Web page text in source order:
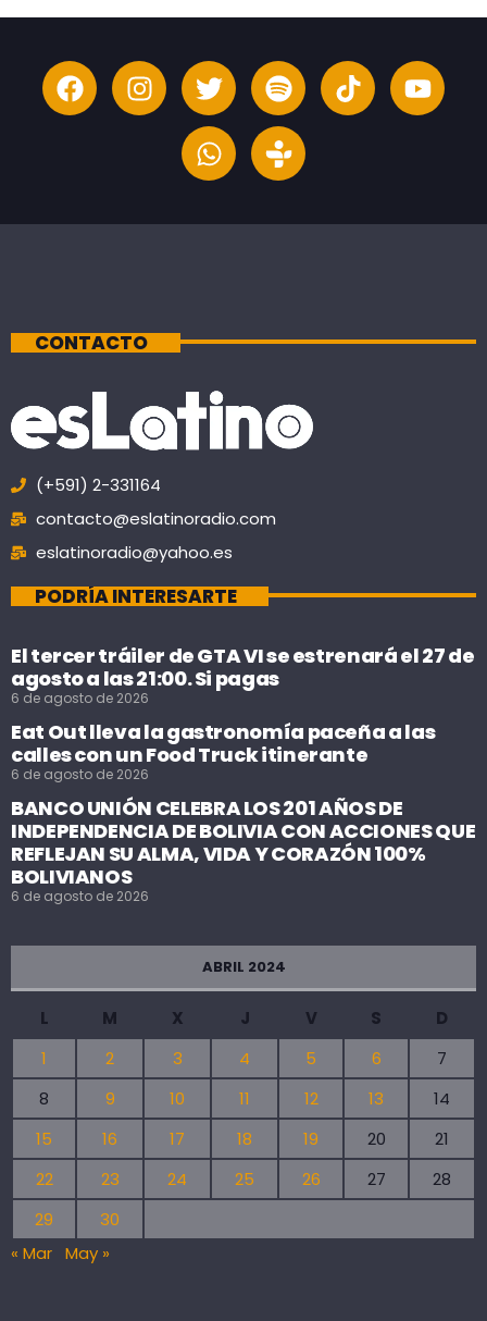
CONTACTO
(+591) 2-331164
contacto@eslatinoradio.com
eslatinoradio@yahoo.es
PODRÍA INTERESARTE
El tercer tráiler de GTA VI se estrenará el 27 de
agosto a las 21:00. Si pagas
6 de agosto de 2026
Eat Out lleva la gastronomía paceña a las
calles con un Food Truck itinerante
6 de agosto de 2026
BANCO UNIÓN CELEBRA LOS 201 AÑOS DE
INDEPENDENCIA DE BOLIVIA CON ACCIONES QUE
REFLEJAN SU ALMA, VIDA Y CORAZÓN 100%
BOLIVIANOS
6 de agosto de 2026
ABRIL 2024
L M X J V S
D
1
2 3 4 5 6
7
8
9 10 11 12 13
14
15
16 17 18 19 20
21
22
23 24 25 26 27
28
29
30
« Mar May »